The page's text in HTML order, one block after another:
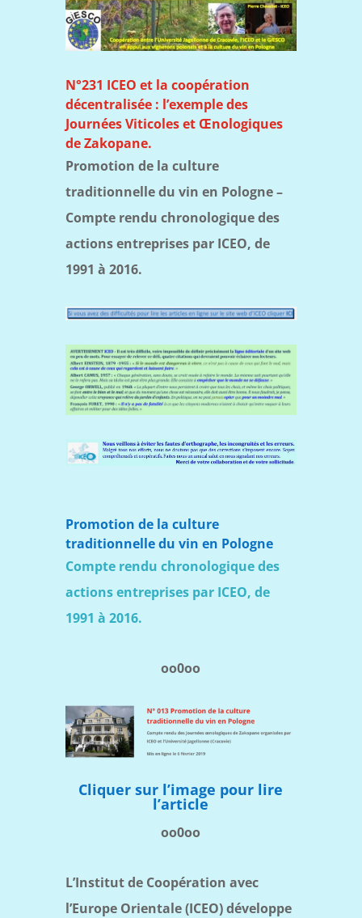
N°231 ICEO et la coopération
décentralisée : l’exemple des
Journées Viticoles et Œnologiques
de Zakopane.
Promotion de la culture
traditionnelle du vin en Pologne –
Compte rendu chronologique des
actions entreprises par ICEO, de
1991 à 2016.
Promotion de la culture
traditionnelle du vin en Pologne
Compte rendu chronologique des
actions entreprises par ICEO, de
1991 à 2016.
oo0oo
Cliquer sur l’image pour lire
l’article
oo0oo
L’Institut de Coopération avec
l’Europe Orientale (ICEO) développe